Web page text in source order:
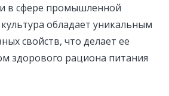
в сфере промышленной
обладает уникальным
свойств, что делает ее
здорового рациона питания